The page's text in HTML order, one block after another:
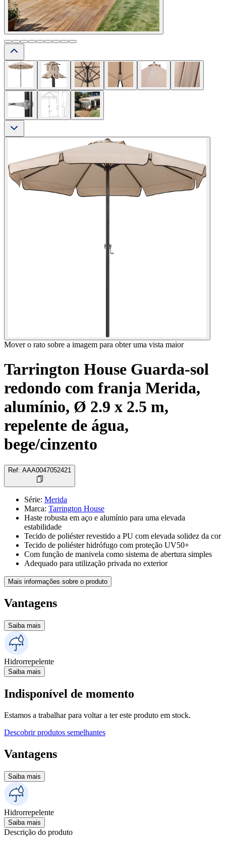
Mover o rato sobre a imagem para obter uma vista maior
Tarrington House Guarda-sol
redondo com franja Merida,
alumínio, Ø 2.9 x 2.5 m,
repelente de água,
bege/cinzento
Ref: AAA0047052421
Série: Merida
Marca: Tarrington House
Haste robusta em aço e alumínio para uma elevada
estabilidade
Tecido de poliéster revestido a PU com elevada solidez da cor
Tecido de poliéster hidrófugo com proteção UV50+
Com função de manivela como sistema de abertura simples
Adequado para utilização privada no exterior
Mais informações sobre o produto
Vantagens
Saiba mais
Hidrorrepelente
Saiba mais
Indisponível de momento
Estamos a trabalhar para voltar a ter este produto em stock.
Descobrir produtos semelhantes
Vantagens
Saiba mais
Hidrorrepelente
Saiba mais
Descrição do produto